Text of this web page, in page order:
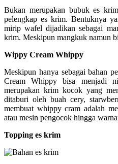
Bukan merupakan bubuk es
pelengkap es krim. Bentuknya
mirip wafel dijadikan sebagai
krim. Meskipun mangkuk namun
Wippy Cream Whippy
Meskipun hanya sebagai bahan
Cream Whippy bisa menjadi
merupakan krim kocok yang
ditaburi oleh buah cery,
membuat whippy cram adalah
atau mesin pengocok hingga
Topping es krim